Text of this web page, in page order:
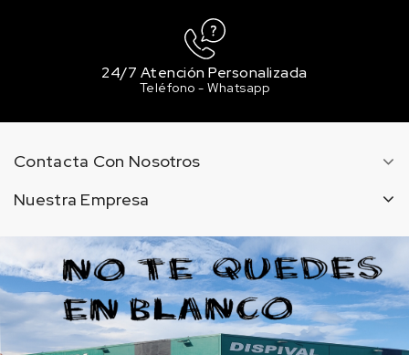
24/7 Atención Personalizada
Teléfono - Whatsapp
Contacta Con Nosotros
Nuestra Empresa